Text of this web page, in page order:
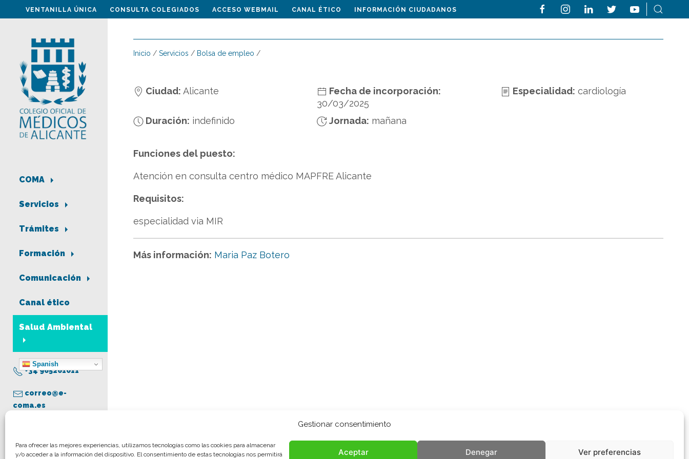
Gestionar consentimiento
Para ofrecer las mejores experiencias, utilizamos tecnologías como las cookies para almacenar
y/o acceder a la información del dispositivo. El consentimiento de estas tecnologías nos permitirá
Aceptar Denegar Ver preferencias
VENTANILLA ÚNICA CONSULTA COLEGIADOS ACCESO WEBMAIL CANAL ÉTICO INFORMACIÓN CIUDADANOS
COMA
Servicios
Trámites
Formación
Comunicación
Canal ético
Salud Ambiental
Spanish
+34 965261011
correo@e-
coma.es
Aviso legal
Inicio / Servicios / Bolsa de empleo /
Ciudad: Alicante
Fecha de incorporación:
30/03/2025
Especialidad: cardiología
Duración: indefinido Jornada: mañana
Funciones del puesto:
Atención en consulta centro médico MAPFRE Alicante
Requisitos:
especialidad via MIR
Más información: Maria Paz Botero